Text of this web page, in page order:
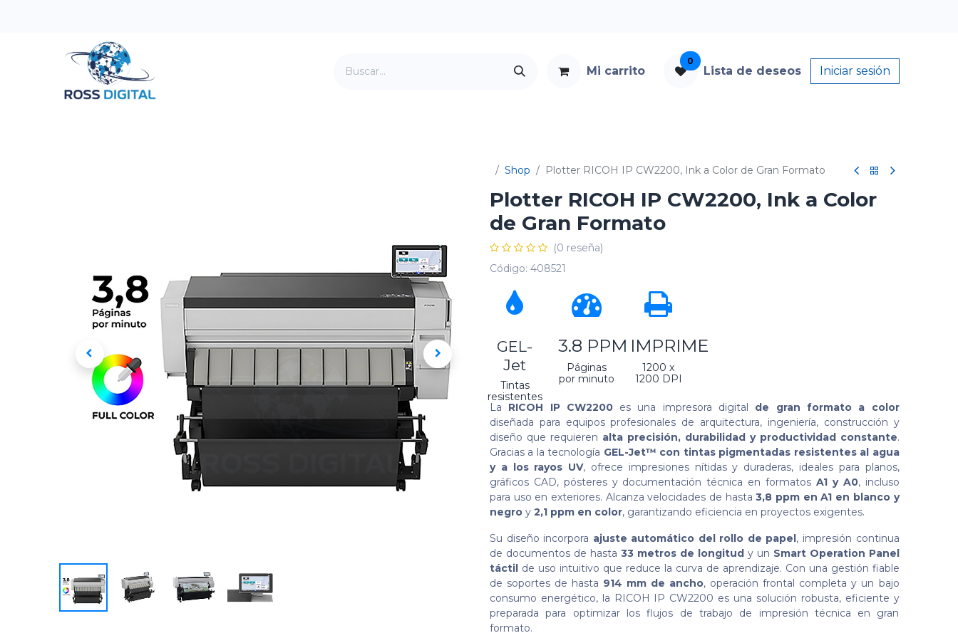
Mi carrito
0
Lista de deseos Iniciar sesión
Shop Plotter RICOH IP CW2200, Ink a Color de Gran Formato
Plotter RICOH IP CW2200, Ink a Color
de Gran Formato
(0 reseña)
Código: 408521
GEL-
Jet
Tintas
resistentes
3.8 PPM
Páginas
por minuto
IMPRIME
1200 x
1200 DPI
La RICOH IP CW2200es una impresora digital de gran formato a color
diseñada para equipos profesionales de arquitectura, ingeniería, construcción y
diseño que requieren alta precisión, durabilidad y productividad constante.
Gracias a la tecnología GEL-Jet™ con tintas pigmentadas resistentes al agua
y a los rayos UV, ofrece impresiones nítidas y duraderas, ideales para planos,
gráficos CAD, pósteres y documentación técnica en formatos A1 y A0, incluso
para uso en exteriores. Alcanza velocidades de hasta3,8 ppm en A1 en blanco y
negro y 2,1 ppm en color, garantizando eficiencia en proyectos exigentes.
Su diseño incorpora ajuste automático del rollo de papel , impresión continua
de documentos de hasta 33 metros de longitud y un Smart Operation Panel
táctil de uso intuitivo que reduce la curva de aprendizaje. Con una gestión fiable
de soportes de hasta 914 mm de ancho, operación frontal completa y un bajo
consumo energético, la RICOH IP CW2200 es una solución robusta, eficiente y
preparada para optimizar los flujos de trabajo de impresión técnica en gran
formato.